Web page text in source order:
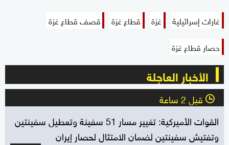
غارات إسرائيلية غزة قطاع غزة
قصف قطاع غزة
حصار قطاع غزة
الأخبار العاجلة
l قبل 2 ساعة
القوات الأميركية: تغيير مسار 51 سفينة وتعطيل سفينتين
وتفتيش سفينتين لضمان الامتثال لحصار إيران